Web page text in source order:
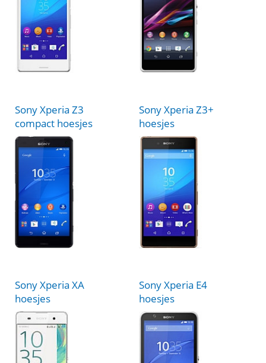
Sony Xperia Z3
compact hoesjes
Sony Xperia Z3+
hoesjes
Sony Xperia XA
hoesjes
Sony Xperia E4
hoesjes